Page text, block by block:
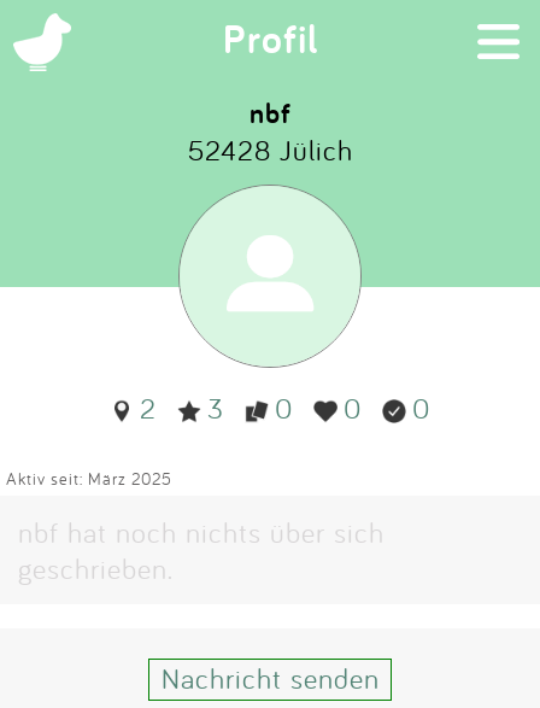
Profil ×
Suchen
Eintragen
App
Blog
Partner
Impressum
nbf
52428 Jülich
2 3 0 0 0
Aktiv seit: März 2025
nbf hat noch nichts über sich
geschrieben.
Nachricht senden